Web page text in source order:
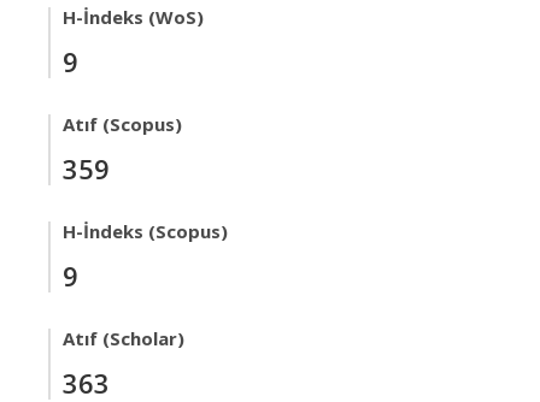
H-İndeks (WoS)
9
Atıf (Scopus)
359
H-İndeks (Scopus)
9
Atıf (Scholar)
363